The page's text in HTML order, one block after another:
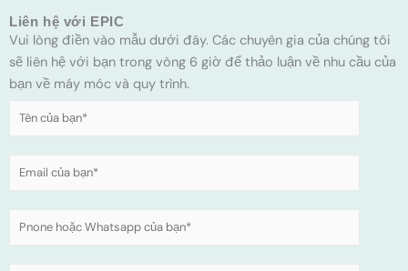
Liên hệ với EPIC
Vui lòng điền vào mẫu dưới đây. Các chuyên gia của chúng tôi
sẽ liên hệ với bạn trong vòng 6 giờ để thảo luận về nhu cầu của
bạn về máy móc và quy trình.